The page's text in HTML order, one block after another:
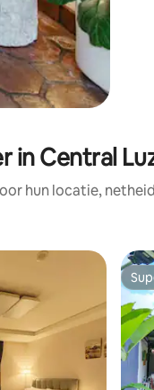
in Central
hun locatie,